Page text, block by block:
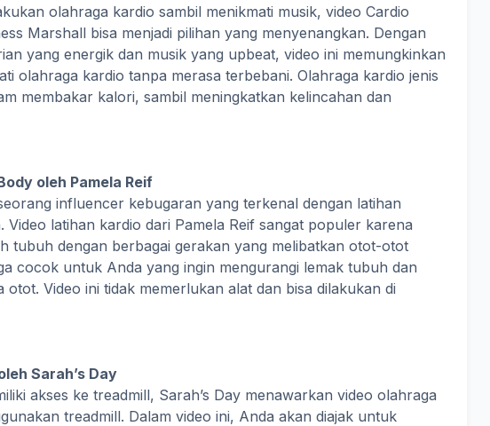
olahraga kardio sambil menikmati musik, video Cardio
Marshall bisa menjadi pilihan yang menyenangkan. Dengan
yang energik dan musik yang upbeat, video ini memungkinkan
olahraga kardio tanpa merasa terbebani. Olahraga kardio jenis
membakar kalori, sambil meningkatkan kelincahan dan
oleh Pamela Reif
influencer kebugaran yang terkenal dengan latihan
latihan kardio dari Pamela Reif sangat populer karena
tubuh dengan berbagai gerakan yang melibatkan otot-otot
cocok untuk Anda yang ingin mengurangi lemak tubuh dan
otot. Video ini tidak memerlukan alat dan bisa dilakukan di
Sarah’s Day
akses ke treadmill, Sarah’s Day menawarkan video olahraga
treadmill. Dalam video ini, Anda akan diajak untuk